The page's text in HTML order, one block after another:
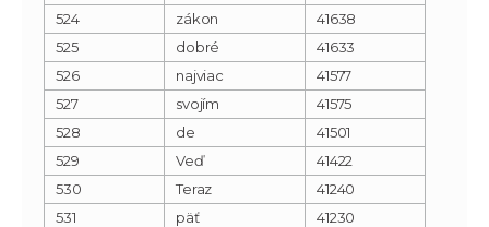
524
zákon
41638
525
dobré
41633
526
najviac
41577
527
svojím
41575
528
de
41501
529
Veď
41422
530
Teraz
41240
531
päť
41230